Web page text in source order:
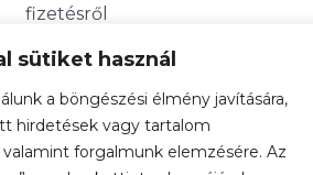
sütiket használ
a böngészési élmény javítására,
hirdetések vagy tartalom
forgalmunk elemzésére. Az
fizetésről